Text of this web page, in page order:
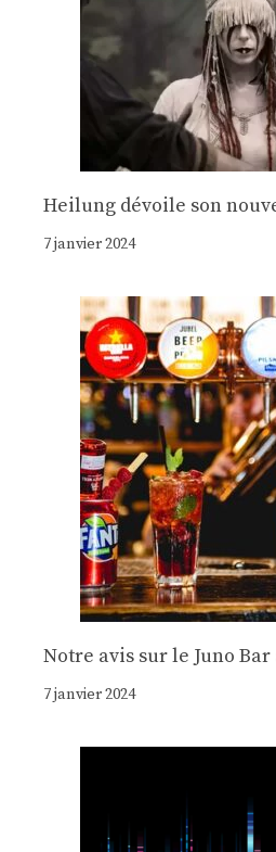
Heilung dévoile son
7 janvier 2024
Notre avis sur le Juno
7 janvier 2024